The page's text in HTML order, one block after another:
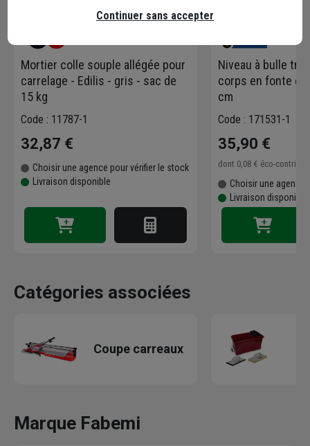
Mortier colle souple allégée pour
carrelage - Edilis - gris - sac de
15 kg
Code : 11787-1
32,87 €
Choisir une agence pour vérifier le stock
Livraison disponible
Niveau à bulle
corps en fonte
cm
Code : 171531-1
35,90 €
dont 0,08 € éco-
Choisir une agence
Livraison disponible
Catégories associées
Coupe carreaux
Marque Fabemi
Continuer sans accepter